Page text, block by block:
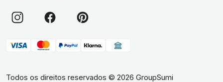
Todos os direitos reservados © 2026 GroupSumi